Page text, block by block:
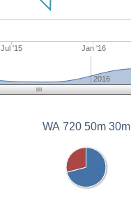
Jul '15 Jan '16
2016
WA 720 50m 30m